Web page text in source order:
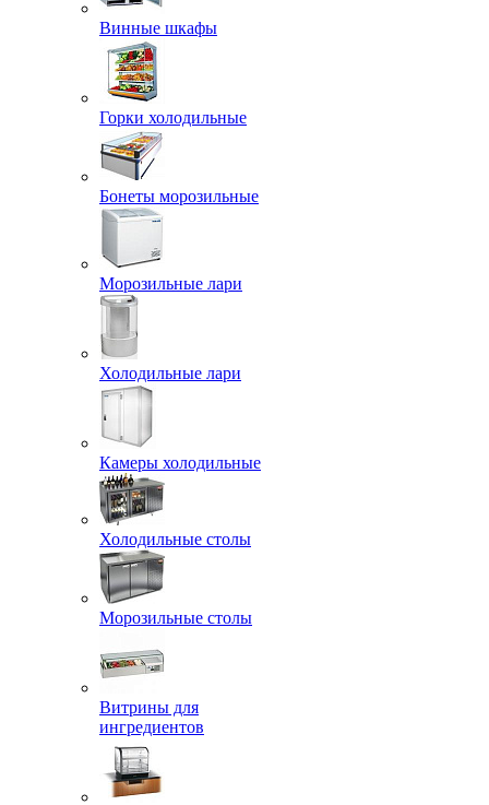
Винные шкафы
Горки холодильные
Бонеты морозильные
Морозильные лари
Холодильные лари
Камеры холодильные
Холодильные столы
Морозильные столы
Витрины для
ингредиентов